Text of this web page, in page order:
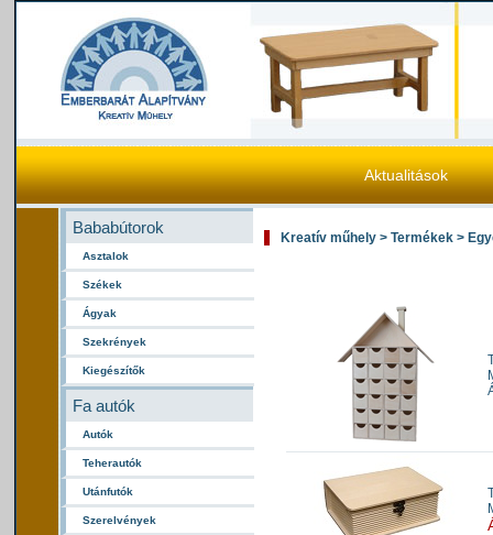
Aktualitások
Bababútorok
Asztalok
Székek
Ágyak
Szekrények
Kiegészítők
Fa autók
Autók
Teherautók
Utánfutók
Szerelvények
Kreatív műhely > Termékek >